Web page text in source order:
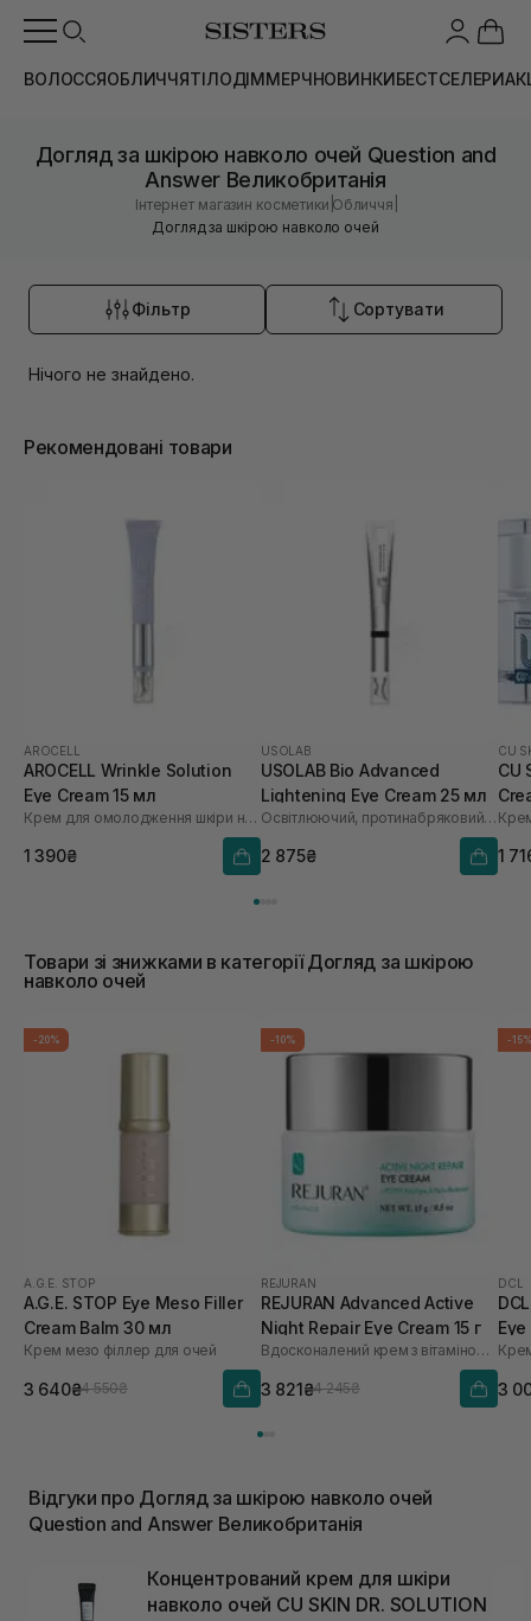
ВОЛОССЯОБЛИЧЧЯТІЛОДІММЕРЧНОВИНКИБЕСТСЕЛЕРИ
Догляд за шкірою навколо очей Question and
Answer Великобританія
Інтернет магазин косметики |Обличчя
Догляд за шкірою навколо очей
Фільтр Сортувати
Нічого не знайдено.
Рекомендовані товари
AROCELL
AROCELL Wrinkle Solution
Eye Cream 15 мл
Крем для омолодження шкіри навколо очей
1 390₴
USOLAB
USOLAB Bio Advanced
Lightening Eye Cream 25 мл
Освітлюючий, протинабряковий та омолоджуючий крем для очей
2 875₴
CU
CU
1
Товари зі знижками в категорії Догляд за шкірою
навколо очей
-20%
A.G.E. STOP
A.G.E. STOP Eye Meso Filler
Cream Balm 30 мл
Крем мезо філлер для очей
3 640₴4 550₴
-10%
REJURAN
REJURAN Advanced Active
Night Repair Eye Cream 15 г
Вдосконалений крем з вітаміном C для відновлення шкіри навколо очей
3 821₴4 245₴
-
DCL
3
Відгуки про Догляд за шкірою навколо очей
Question and Answer Великобританія
Концентрований крем для шкіри
навколо очей CU SKIN DR. SOLUTION